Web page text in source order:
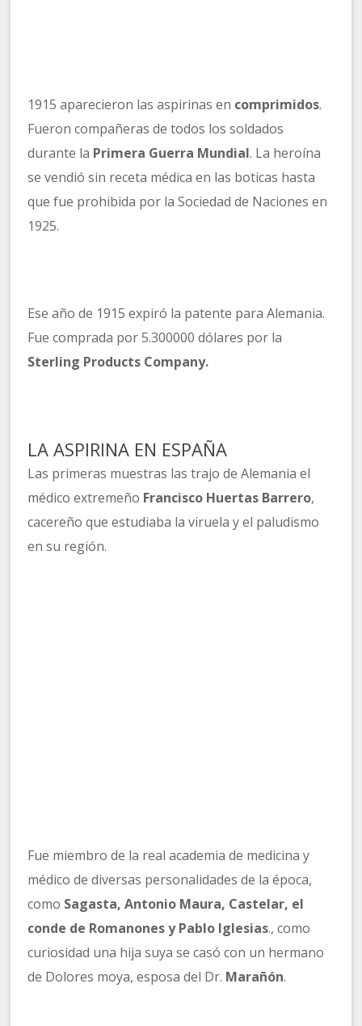
1915 aparecieron las aspirinas en comprimidos.
Fueron compañeras de todos los soldados
durante la Primera Guerra Mundial. La heroína
se vendió sin receta médica en las boticas hasta
que fue prohibida por la Sociedad de Naciones en
1925.
Ese año de 1915 expiró la patente para Alemania.
Fue comprada por 5.300000 dólares por la
Sterling Products Company.
LA ASPIRINA EN ESPAÑA
Las primeras muestras las trajo de Alemania el
médico extremeño Francisco Huertas Barrero,
cacereño que estudiaba la viruela y el paludismo
en su región.
Fue miembro de la real academia de medicina y
médico de diversas personalidades de la época,
como Sagasta, Antonio Maura, Castelar, el
conde de Romanones y Pablo Iglesias., como
curiosidad una hija suya se casó con un hermano
de Dolores moya, esposa del Dr. Marañón.